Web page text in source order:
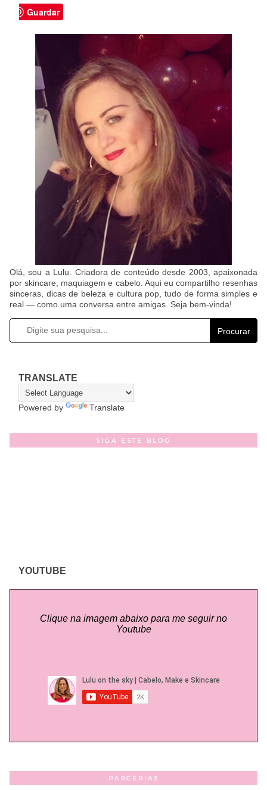
Guardar
Olá, sou a Lulu. Criadora de conteúdo desde 2003, apaixonada
por skincare, maquiagem e cabelo. Aqui eu compartilho resenhas
sinceras, dicas de beleza e cultura pop, tudo de forma simples e
real — como uma conversa entre amigas. Seja bem-vinda!
Procurar
TRANSLATE
Powered by Translate
SIGA ESTE BLOG
YOUTUBE
Clique na imagem abaixo para me seguir no
Youtube
PARCERIAS